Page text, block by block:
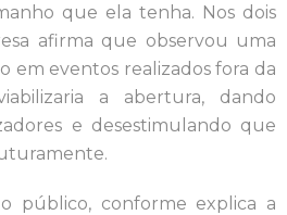
que ela tenha. Nos dois
afirma que observou uma
em eventos realizados fora da
a abertura, dando
e desestimulando que
público, conforme explica a